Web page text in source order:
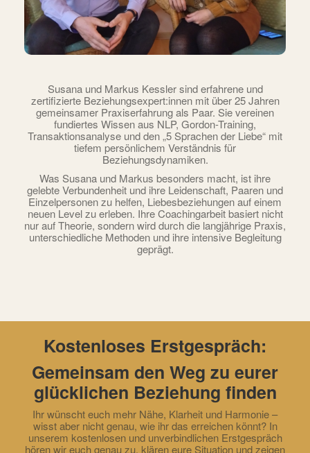
Susana und Markus Kessler sind erfahrene und
zertifizierte Beziehungsexpert:innen mit über 25 Jahren
gemeinsamer Praxiserfahrung als Paar. Sie vereinen
fundiertes Wissen aus NLP, Gordon-Training,
Transaktionsanalyse und den „5 Sprachen der Liebe“ mit
tiefem persönlichem Verständnis für
Beziehungsdynamiken.
Was Susana und Markus besonders macht, ist ihre
gelebte Verbundenheit und ihre Leidenschaft, Paaren und
Einzelpersonen zu helfen, Liebesbeziehungen auf einem
neuen Level zu erleben. Ihre Coachingarbeit basiert nicht
nur auf Theorie, sondern wird durch die langjährige Praxis,
unterschiedliche Methoden und ihre intensive Begleitung
geprägt.
Kostenloses Erstgespräch:
Gemeinsam den Weg zu eurer
glücklichen Beziehung finden
Ihr wünscht euch mehr Nähe, Klarheit und Harmonie –
wisst aber nicht genau, wie ihr das erreichen könnt? In
unserem kostenlosen und unverbindlichen Erstgespräch
hören wir euch genau zu, klären eure Situation und zeigen